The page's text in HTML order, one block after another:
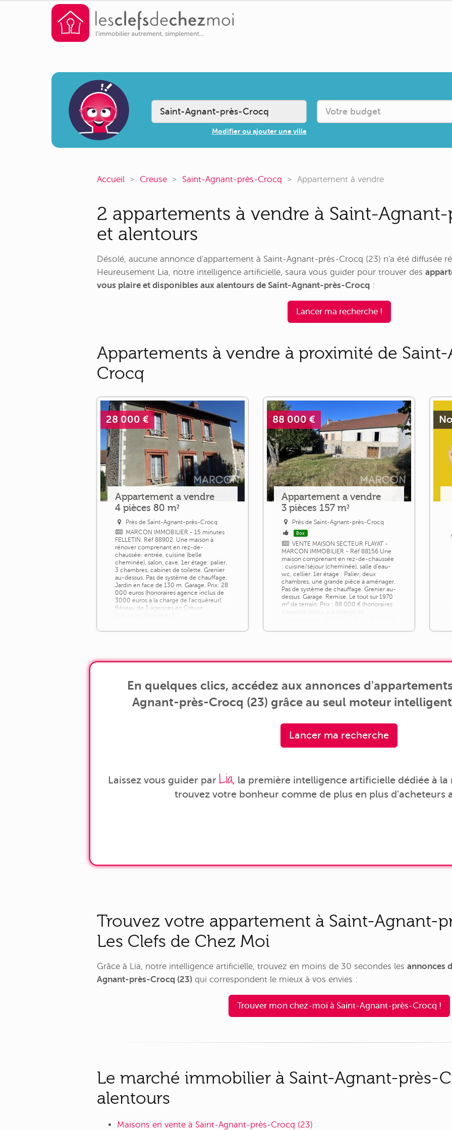
Modifier ou ajouter une ville
Accueil Creuse Saint-Agnant-près-Crocq Appartement à vendre
2 appartements à vendre à Saint-
et alentours
Désolé, aucune annonce d'appartement à Saint-Agnant-près-Crocq (23) n'a été diffusée
Heureusement Lia, notre intelligence artificielle, saura vous guider pour trouver des
vous plaire et disponibles aux alentours de Saint-Agnant-près-Crocq :
Lancer ma recherche !
Appartements à vendre à proximité de
Crocq
28 000 €
Appartement a vendre
4 pièces 80 m²
Près de Saint-Agnant-près-Crocq
MARCON IMMOBILIER - 15 minutes
FELLETIN. Réf 88902. Une maison à
rénover comprenant en rez-de-
chaussée: entrée, cuisine (belle
cheminée), salon, cave. 1er étage: palier,
3 chambres, cabinet de toilette. Grenier
au-dessus. Pas de système de chauffage.
Jardin en face de 130 m. Garage. Prix: 28
000 euros (honoraires agence inclus de
3000 euros à la charge de l'acquéreur).
Réseau de 3 agences en Creuse:
88 000 €
Appartement a vendre
3 pièces 157 m²
Près de Saint-Agnant-près-Crocq
Box
VENTE MAISON SECTEUR FLAYAT -
MARCON IMMOBILIER - Réf 88156 Une
maison comprenant en rez-de-chaussée
: cuisine/séjour (cheminée), salle d'eau-
wc, cellier. 1er étage : Palier, deux
chambres, une grande pièce à aménager.
Pas de système de chauffage. Grenier au-
dessus. Garage. Remise. Le tout sur 1970
m² de terrain. Prix : 88 000 € (honoraires
En quelques clics, accédez aux annonces
Agnant-près-Crocq (23) grâce au seul moteur
Lancer ma recherche
Laissez vous guider par Lia, la première intelligence artificielle dédiée à
trouvez votre bonheur comme de plus en plus d'acheteurs
Trouvez votre appartement à Saint-Agnant-
Les Clefs de Chez Moi
Grâce à Lia, notre intelligence artificielle, trouvez en moins de 30 secondes les annonces
Agnant-près-Crocq (23) qui correspondent le mieux à vos envies :
Trouver mon chez-moi à Saint-Agnant-près-Crocq !
Le marché immobilier à Saint-Agnant-près-
alentours
Maisons en vente à Saint-Agnant-près-Crocq (23)